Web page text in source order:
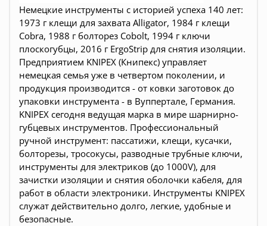
Немецкие инструменты c историей успеха 140 лет:
1973 г клещи для захвата Alligator, 1984 г клещи
Cobra, 1988 г болторез Cobolt, 1994 г ключи
плоскогубцы, 2016 г ErgoStrip для снятия изоляции.
Предприятием KNIPEX (Книпекс) управляет
немецкая семья уже в четвертом поколении, и
продукция производится - от ковки заготовок до
упаковки инструмента - в Вуппертале, Германия.
KNIPEX сегодня ведущая марка в мире шарнирно-
губцевых инструментов. Профессиональный
ручной инструмент: пассатижи, клещи, кусачки,
болторезы, тросокусы, разводные трубные ключи,
инструменты для электриков (до 1000V), для
зачистки изоляции и снятия оболочки кабеля, для
работ в области электроники. Инструменты KNIPEX
служат действительно долго, легкие, удобные и
безопасные.